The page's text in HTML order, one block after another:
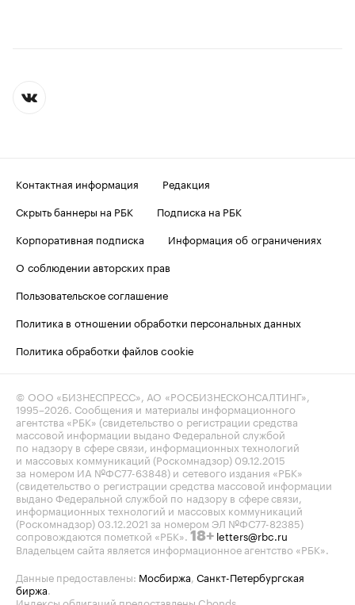
Контактная информация
Редакция
Скрыть баннеры на РБК
Подписка на РБК
Корпоративная подписка
Информация об ограничениях
О соблюдении авторских прав
Пользовательское соглашение
Политика в отношении обработки персональных данных
Политика обработки файлов cookie
© ООО «БИЗНЕСПРЕСС», АО «РОСБИЗНЕСКОНСАЛТИНГ»,
1995–2026 . Сообщения и материалы информационного
агентства «РБК» (свидетельство о регистрации средства
массовой информации выдано Федеральной службой
по надзору в сфере связи, информационных технологий
и массовых коммуникаций (Роскомнадзор) 09.12.2015
за номером ИА №ФС77-63848) и сетевого издания «РБК»
(свидетельство о регистрации средства массовой информации
выдано Федеральной службой по надзору в сфере связи,
информационных технологий и массовых коммуникаций
(Роскомнадзор) 03.12.2021 за номером ЭЛ №ФС77-82385)
сопровождаются пометкой «РБК». 18+ letters@rbc.ru
Владельцем сайта является информационное агентство «РБК».
Данные предоставлены: Мосбиржа Санкт-Петербургская
биржа
Индексы облигаций предоставлены Cbonds.